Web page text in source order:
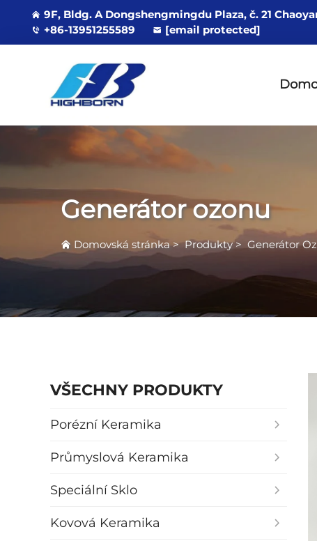
9F, Bldg. A Dongshengmingdu Plaza, č. 21
+86-13951255589
[email protected]
Generátor ozonu
Domovská stránka>Produkty> Generátor
VŠECHNY PRODUKTY
Porézní Keramika
Průmyslová Keramika
Speciální Sklo
Kovová Keramika